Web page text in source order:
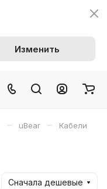
Изменить
– uBear – Кабели
Сначала дешевые